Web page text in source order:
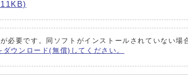
要です。同ソフトがインストールされていない場
ウンロード(無償)してください。